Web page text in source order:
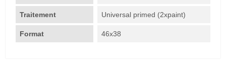
Traitement Universal primed (2xpaint)
Format 46x38